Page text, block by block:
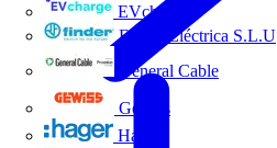
EVcharge
Finder Eléctrica S.L.U
General Cable
Gewiss
Hager